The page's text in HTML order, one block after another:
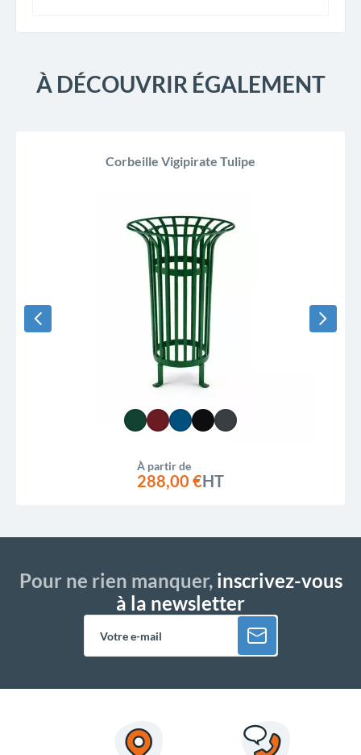
À DÉCOUVRIR ÉGALEMENT
Corbeille Vigipirate Tulipe
À partir de
288,00 €HT
Pour ne rien manquer,inscrivez-vous
à la newsletter